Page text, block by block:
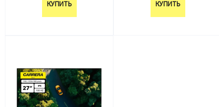
КУПИТЬ КУПИТЬ